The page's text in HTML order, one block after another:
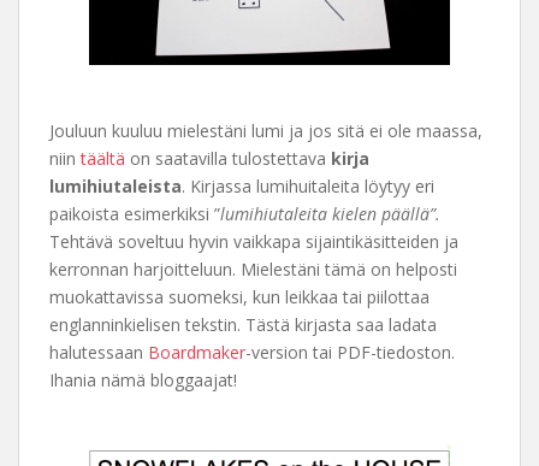
Jouluun kuuluu mielestäni lumi ja jos sitä ei ole maassa,
niintäältä on saatavilla tulostettava kirja
lumihiutaleista. Kirjassa lumihuitaleita löytyy eri
paikoista esimerkiksi ”lumihiutaleita kielen päällä”.
Tehtävä soveltuu hyvin vaikkapa sijaintikäsitteiden ja
kerronnan harjoitteluun. Mielestäni tämä on helposti
muokattavissa suomeksi, kun leikkaa tai piilottaa
englanninkielisen tekstin. Tästä kirjasta saa ladata
halutessaan Boardmaker-version tai PDF-tiedoston.
Ihania nämä bloggaajat!